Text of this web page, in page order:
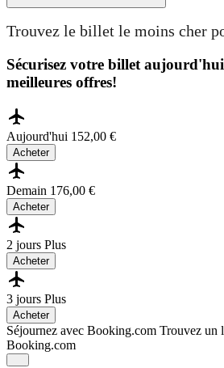
Trouvez le billet le moins cher
Sécurisez votre billet
meilleures offres!
Aujourd'hui 152,00 €
Acheter
Demain 176,00 €
Acheter
2 jours Plus
Acheter
3 jours Plus
Acheter
Séjournez avec Booking.com Trouvez un
Booking.com